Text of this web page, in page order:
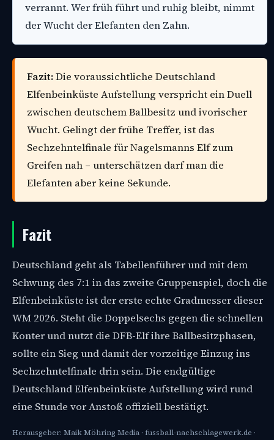
verrannt. Wer früh führt und ruhig bleibt, nimmt
der Wucht der Elefanten den Zahn.
Fazit:Die voraussichtliche Deutschland
Elfenbeinküste Aufstellung verspricht ein Duell
zwischen deutschem Ballbesitz und ivorischer
Wucht. Gelingt der frühe Treffer, ist das
Sechzehntelfinale für Nagelsmanns Elf zum
Greifen nah – unterschätzen darf man die
Elefanten aber keine Sekunde.
Fazit
Deutschland geht als Tabellenführer und mit dem
Schwung des 7:1 in das zweite Gruppenspiel, doch die
Elfenbeinküste ist der erste echte Gradmesser dieser
WM 2026. Steht die Doppelsechs gegen die schnellen
Konter und nutzt die DFB-Elf ihre Ballbesitzphasen,
sollte ein Sieg und damit der vorzeitige Einzug ins
Sechzehntelfinale drin sein. Die endgültige
Deutschland Elfenbeinküste Aufstellung wird rund
eine Stunde vor Anstoß offiziell bestätigt.
Herausgeber: Maik Möhring Media · fussball-nachschlagewerk.de ·